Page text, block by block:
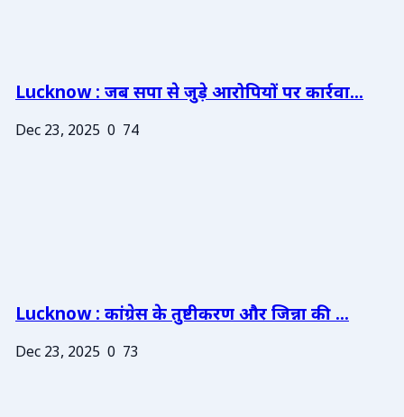
Lucknow : जब सपा से जुड़े आरोपियों पर कार्रवा...
Dec 23, 2025 0 74
Lucknow : कांग्रेस के तुष्टीकरण और जिन्ना की ...
Dec 23, 2025 0 73